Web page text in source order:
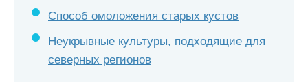
Способ омоложения старых кустов
Неукрывные культуры, подходящие для
северных регионов